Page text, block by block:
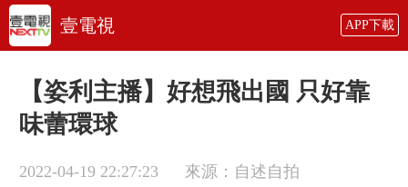
壹電視 APP下載
【姿利主播】好想飛出國 只好靠
味蕾環球
2022-04-19 22:27:23 來源：自述自拍